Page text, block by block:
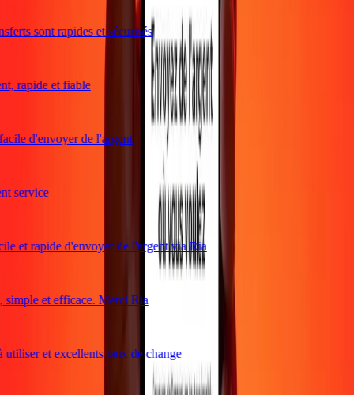
sont rapides et sécurisés
rapide et fiable
d'envoyer de l'argent
service
et rapide d'envoyer de l'argent via Ria
et efficace. Merci Ria
et excellents taux de change